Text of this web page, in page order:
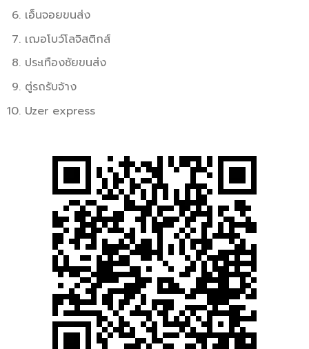
เอ็นจอยขนส่ง
เฌอโบว์โลจิสติกส์
ประเทืองชัยขนส่ง
ตู่รถรับจ้าง
Uzer express